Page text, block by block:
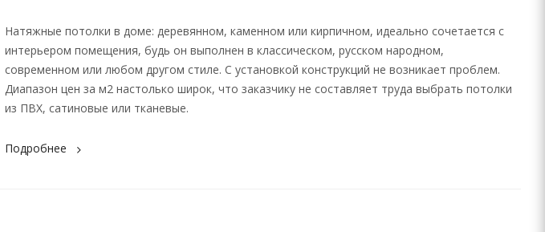
Натяжные потолки в доме: деревянном, каменном или кирпичном, идеально сочетается с
интерьером помещения, будь он выполнен в классическом, русском народном,
современном или любом другом стиле. С установкой конструкций не возникает проблем.
Диапазон цен за м2 настолько широк, что заказчику не составляет труда выбрать потолки
из ПВХ, сатиновые или тканевые.
Подробнее